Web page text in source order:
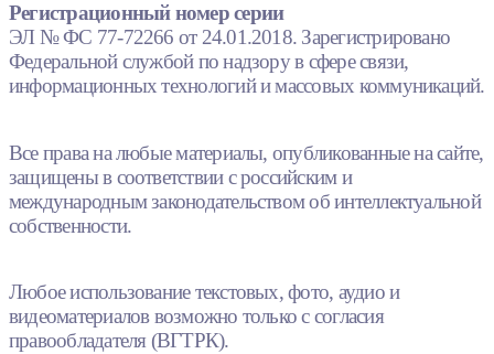
Регистрационный номер серии
ЭЛ № ФС 77-72266 от 24.01.2018. Зарегистрировано
Федеральной службой по надзору в сфере связи,
информационных технологий и массовых коммуникаций.
Все права на любые материалы, опубликованные на сайте,
защищены в соответствии с российским и
международным законодательством об интеллектуальной
собственности.
Любое использование текстовых, фото, аудио и
видеоматериалов возможно только с согласия
правообладателя (ВГТРК).